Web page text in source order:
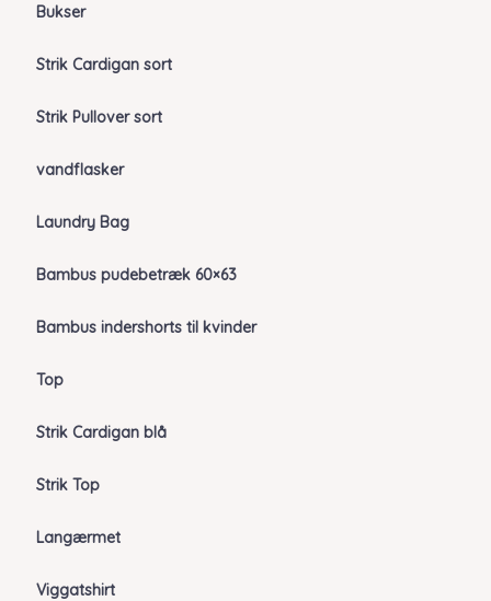
Bukser
Strik Cardigan sort
Strik Pullover sort
vandflasker
Laundry Bag
Bambus pudebetræk 60×63
Bambus indershorts til kvinder
Top
Strik Cardigan blå
Strik Top
Langærmet
Viggatshirt